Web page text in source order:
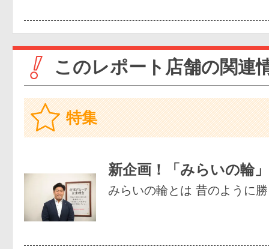
このレポート店舗の関連
特集
新企画！「みらいの輪
みらいの輪とは 昔のように